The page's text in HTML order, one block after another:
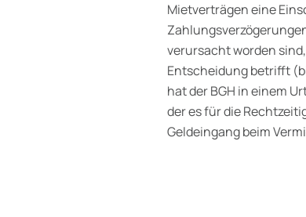
Mietverträgen eine
verursacht worden
Entscheidung betrifft
hat der BGH in einem
der es für die
Geldeingang beim